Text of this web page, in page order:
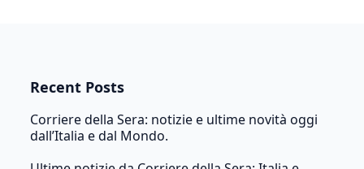
Recent Posts
Corriere della Sera: notizie e ultime novità oggi
dall’Italia e dal Mondo.